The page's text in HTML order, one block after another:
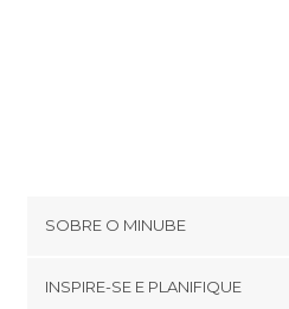
SOBRE O MINUBE
INSPIRE-SE E PLANIFIQUE